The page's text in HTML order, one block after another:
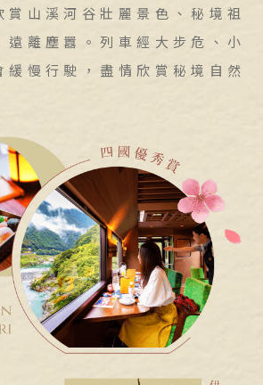
賞山溪河谷壯麗景色、秘境祖
遠離塵囂。列車經大步危、小
緩慢行駛，盡情欣賞秘境自然